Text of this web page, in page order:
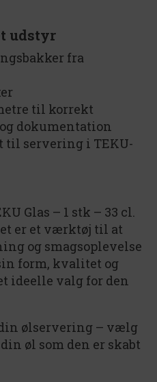
udstyr
fra
til korrekt
dokumentation
til servering i TEKU-
Glas – 1 stk – 33 cl.
er et værktøj til at
og smagsoplevelse
form, kvalitet og
ideelle valg for den
ølservering – vælg
øl som den er skabt